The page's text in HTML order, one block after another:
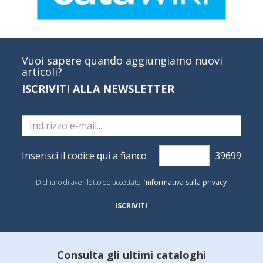
Vuoi sapere quando aggiungiamo nuovi
articoli?
ISCRIVITI ALLA NEWSLETTER
Inserisci il codice qui a fianco
Dichiaro di aver letto ed accettato l'informativa sulla privacy
ISCRIVITI
Consulta gli ultimi cataloghi